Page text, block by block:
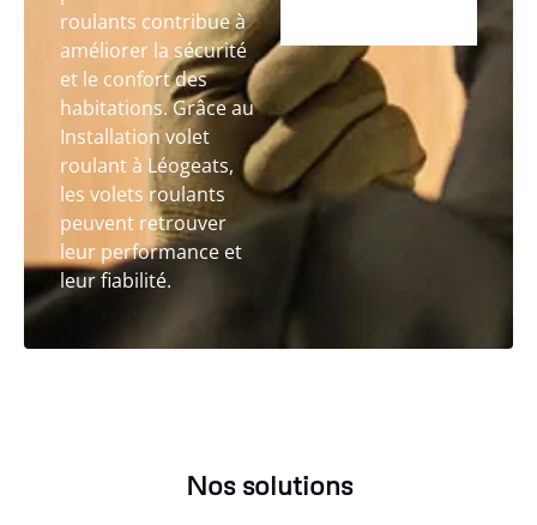
roulants contribue à
améliorer la sécurité
et le confort des
habitations. Grâce au
Installation volet
roulant à Léogeats,
les volets roulants
peuvent retrouver
leur performance et
leur fiabilité.
Nos solutions